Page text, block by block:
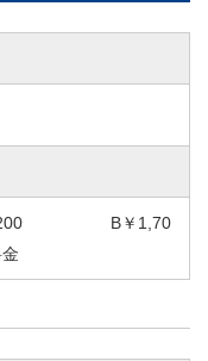
B￥1,70